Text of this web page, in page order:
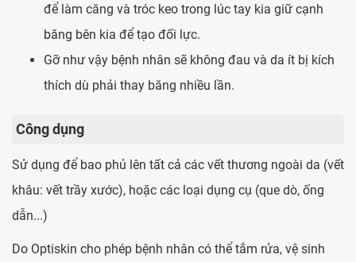
để làm căng và tróc keo trong lúc tay kia giữ cạnh
băng bên kia để tạo đối lực.
Gỡ như vậy bệnh nhân sẽ không đau và da ít bị kích
thích dù phải thay băng nhiều lần.
Công dụng
Sử dụng để bao phủ lên tất cả các vết thương ngoài da (vết
khâu: vết trầy xước), hoặc các loại dụng cụ (que dò, ống
dẫn...)
Do Optiskin cho phép bệnh nhân có thể tắm rửa, vệ sinh